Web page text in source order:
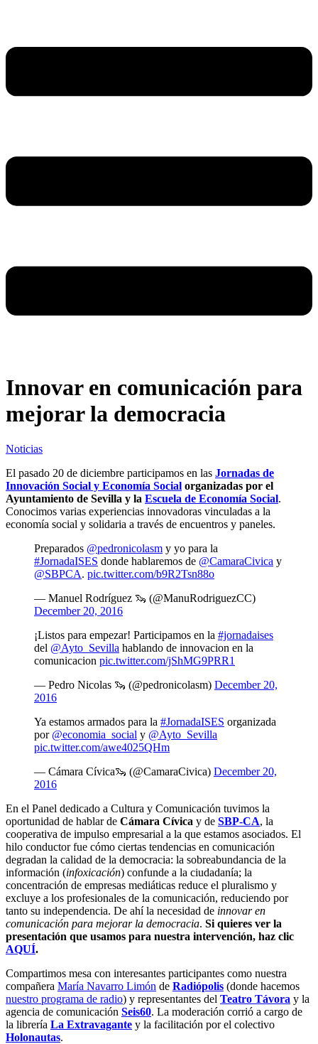
Innovar en comunicación para
mejorar la democracia
Noticias
El pasado 20 de diciembre participamos en las Jornadas de
Innovación Social y Economía Social organizadas por el
Ayuntamiento de Sevilla y la Escuela de Economía Social.
Conocimos varias experiencias innovadoras vinculadas a la
economía social y solidaria a través de encuentros y paneles.
Preparados @pedronicolasm y yo para la
#JornadaISES donde hablaremos de @CamaraCivica y
@SBPCA. pic.twitter.com/b9R2Tsn88o
— Manuel Rodríguez 🦦 (@ManuRodriguezCC)
December 20, 2016
¡Listos para empezar! Participamos en la #jornadaises
del @Ayto_Sevilla hablando de innovacion en la
comunicacion pic.twitter.com/jShMG9PRR1
— Pedro Nicolas 🦦 (@pedronicolasm) December 20,
2016
Ya estamos armados para la #JornadaISES organizada
por @economia_social y @Ayto_Sevilla
pic.twitter.com/awe4025QHm
— Cámara Cívica🦦 (@CamaraCivica) December 20,
2016
En el Panel dedicado a Cultura y Comunicación tuvimos la
oportunidad de hablar de Cámara Cívica y de SBP-CA, la
cooperativa de impulso empresarial a la que estamos asociados. El
hilo conductor fue cómo ciertas tendencias en comunicación
degradan la calidad de la democracia: la sobreabundancia de la
información (infoxicación) confunde a la ciudadanía; la
concentración de empresas mediáticas reduce el pluralismo y
excluye a los profesionales de la comunicación, reduciendo por
tanto su independencia. De ahí la necesidad de innovar en
comunicación para mejorar la democracia. Si quieres ver la
presentación que usamos para nuestra intervención, haz clic
AQUÍ.
Compartimos mesa con interesantes participantes como nuestra
compañera María Navarro Limón de Radiópolis (donde hacemos
nuestro programa de radio) y representantes del Teatro Távora y la
agencia de comunicación Seis60. La moderación corrió a cargo de
la librería La Extravagante y la facilitación por el colectivo
Holonautas.